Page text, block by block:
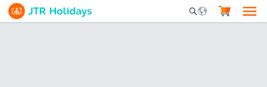
Mobile Search